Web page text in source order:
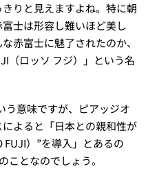
りと見えますよね。特に朝
士は形容し難いほど美し
赤富士に魅了されたのか、
（ロッソ フジ）」という名
う意味ですが、ピアッジオ
よると「日本との親和性が
FUJI）”を導入」とあるの
ことなのでしょう。